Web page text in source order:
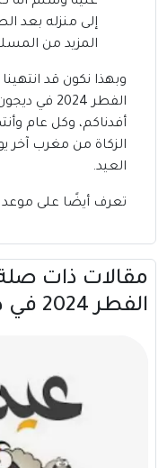
إلى منزله بعد
المزيد من
وبهذا نكون قد
الفطر
أفدناكم، وكل عام
الزكاة من مغرب آخر
العيد.
تعرف أيضًا على موعد
مقالات ذات
الفطر 2024 في ديجون | فرنسا